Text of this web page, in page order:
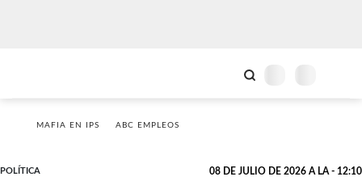
MAFIA EN IPS ABC EMPLEOS
POLÍTICA 08 DE JULIO DE 2026 A LA - 12:10